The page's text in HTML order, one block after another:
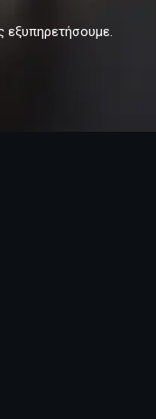
εξυπηρετήσουμε.